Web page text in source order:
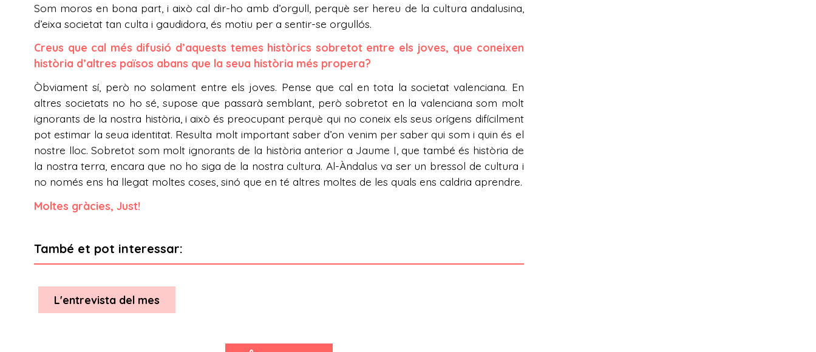
Som moros en bona part, i això cal dir-ho amb d’orgull, perquè ser hereu de la cultura andalusina,
d’eixa societat tan culta i gaudidora, és motiu per a sentir-se orgullós.
Creus que cal més difusió d’aquests temes històrics sobretot entre els joves, que coneixen
història d’altres països abans que la seua història més propera?
Òbviament sí, però no solament entre els joves. Pense que cal en tota la societat valenciana. En
altres societats no ho sé, supose que passarà semblant, però sobretot en la valenciana som molt
ignorants de la nostra història, i això és preocupant perquè qui no coneix els seus orígens difícilment
pot estimar la seua identitat. Resulta molt important saber d’on venim per saber qui som i quin és el
nostre lloc. Sobretot som molt ignorants de la història anterior a Jaume I, que també és història de
la nostra terra, encara que no ho siga de la nostra cultura. Al-Àndalus va ser un bressol de cultura i
no només ens ha llegat moltes coses, sinó que en té altres moltes de les quals ens caldria aprendre.
Moltes gràcies, Just!
També et pot interessar:
L'entrevista del mes